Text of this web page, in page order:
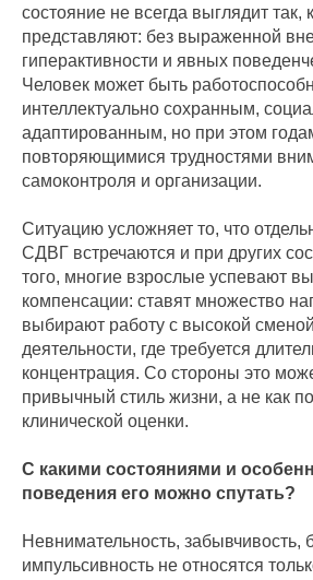
состояние не всегда выглядит так,
представляют: без выраженной
гиперактивности и явных
Человек может быть
интеллектуально сохранным,
адаптированным, но при этом
повторяющимися трудностями
самоконтроля и организации.
Ситуацию усложняет то, что
СДВГ встречаются и при других
того, многие взрослые успевают
компенсации: ставят множество
выбирают работу с высокой
деятельности, где требуется
концентрация. Со стороны это
привычный стиль жизни, а не как
клинической оценки.
С какими состояниями и
поведения его можно спутать?
Невнимательность, забывчивость,
импульсивность не относятся